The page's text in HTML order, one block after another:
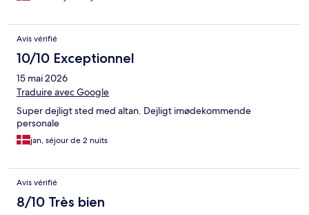
Avis vérifié
10/10 Exceptionnel
15 mai 2026
Traduire avec Google
Super dejligt sted med altan. Dejligt imødekommende
personale
jan, séjour de 2 nuits
Avis vérifié
8/10 Très bien